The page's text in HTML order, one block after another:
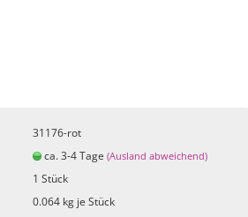
31176-rot
ca. 3-4 Tage(Ausland abweichend)
1Stück
0.064 kg je Stück